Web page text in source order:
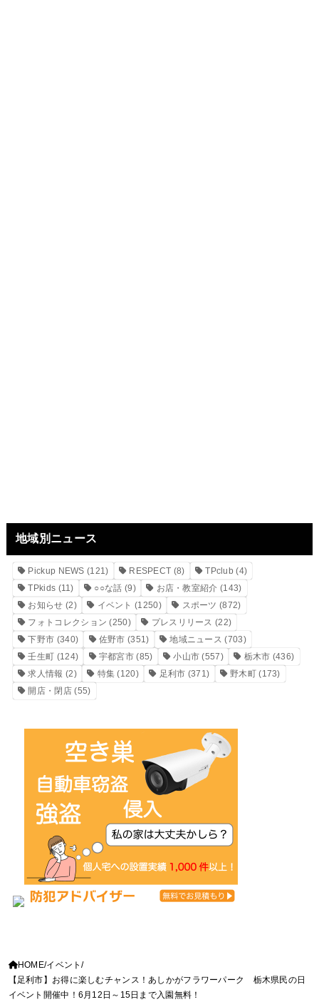
地域別ニュース
Pickup NEWS (121) RESPECT (8) TPclub (4)
TPkids (11) ○○な話 (9) お店・教室紹介 (143)
お知らせ (2) イベント (1250) スポーツ (872)
フォトコレクション (250) プレスリリース (22)
下野市 (340) 佐野市 (351) 地域ニュース (703)
壬生町 (124) 宇都宮市 (85) 小山市 (557) 栃木市 (436)
求人情報 (2) 特集 (120) 足利市 (371) 野木町(173)
開店・閉店(55)
HOME イベント
【足利市】お得に楽しむチャンス！あしかがフラワーパーク 栃木県民の日
イベント開催中！6月12日～15日まで入園無料！